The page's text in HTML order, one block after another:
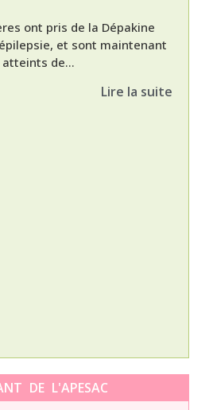
ont pris de la Dépakine
et sont maintenant
atteints de...
Lire la suite
DE L'APESAC